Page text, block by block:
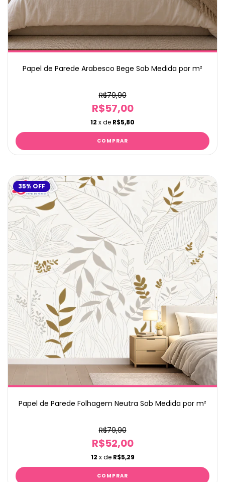
Papel de Parede Arabesco Bege Sob Medida por m²
R$79,90
R$57,00
12 x de R$5,80
35% OFF
Papel de Parede Folhagem Neutra Sob Medida por m²
R$79,90
R$52,00
12 x de R$5,29